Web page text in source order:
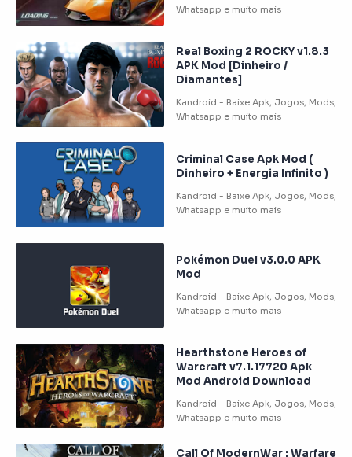
Real Boxing 2 ROCKY v1.8.3
APK Mod [Dinheiro /
Diamantes]
Criminal Case Apk Mod (
Dinheiro + Energia Infinito )
Pokémon Duel v3.0.0 APK
Mod
Hearthstone Heroes of
Warcraft v7.1.17720 Apk
Mod Android Download
Call Of ModernWar : Warfare